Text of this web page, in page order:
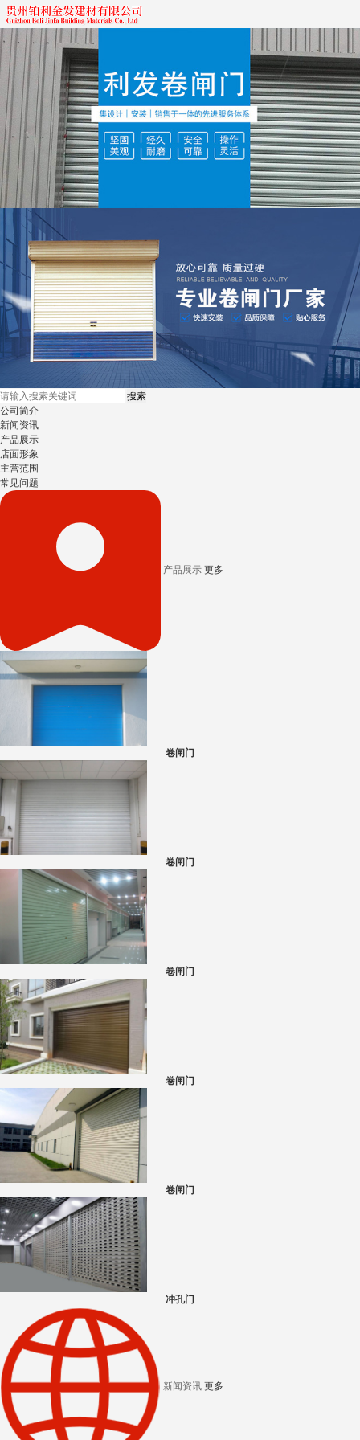
公司简介
新闻资讯
产品展示
店面形象
主营范围
常见问题
产品展示 更多
卷闸门
卷闸门
卷闸门
卷闸门
卷闸门
冲孔门
新闻资讯 更多